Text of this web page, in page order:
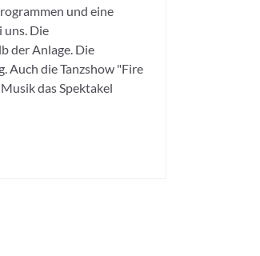
und eine
uns. Die
der Anlage. Die
Auch die Tanzshow "Fire
das Spektakel